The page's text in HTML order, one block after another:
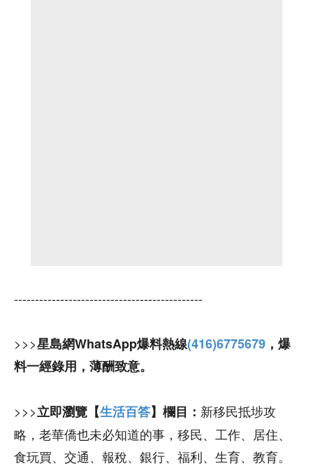
---------------------------------------------
>>>星島網WhatsApp爆料熱線(416)6775679 ，爆
料一經錄用，薄酬致意。
>>>立即瀏覽【生活百答】欄目： 新移民抵埗攻
略，老華僑也未必知道的事，移民、工作、居住、
食玩買、交通、報稅、銀行、福利、生育、教育。